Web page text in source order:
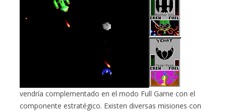
vendría complementado en el modo Full Game con el
componente estratégico. Existen diversas misiones con